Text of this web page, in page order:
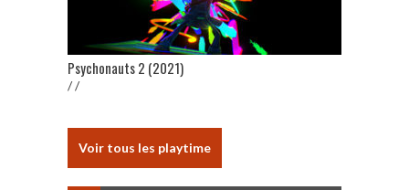
Psychonauts 2 (2021)
/ /
Voir tous les playtime